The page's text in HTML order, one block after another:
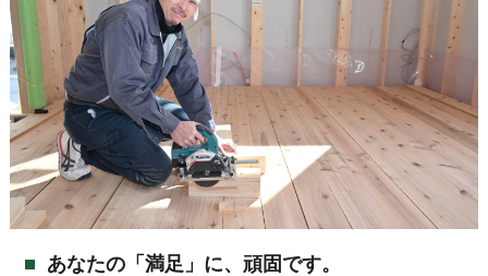
あなたの「満足」に、頑固です。